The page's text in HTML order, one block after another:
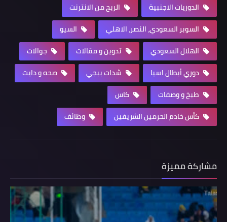
الدوريات الاجنبية
الربح من الانترنت
السوبر السعودي، النصر، الاهلي
السيو
الهلال السعودي
تدوين و مقالات
جوالات
دوري أبطال اسيا
شدات ببجي
صحه و دايت
طبخ و وصفات
كاس
كأس خادم الحرمين الشريفين
وظائف
مشاركة مميزة